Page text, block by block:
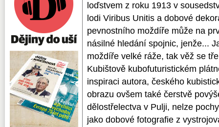
loďstvem z roku 1913 v
lodi Viribus Unitis a dobové
pevnostního moždíře může na
násilné hledání spojnic, jenže...
moždíře velké ráže, tak věž se
Kubištově kubo­futuristickém
inspiraci autora, českého
obrazu ovšem také čerstvě
dělostřelectva v Pulji, nelze
jako dobové fotografie z